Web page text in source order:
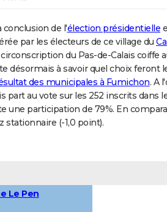
conclusion de l'élection présidentielle
par les électeurs de ce village du
du Pas-de-Calais coiffe
désormais à savoir quel choix feront
des municipales à Fumichon. A
part au vote sur les 252 inscrits dans
une participation de 79%. En
stationnaire (-1,0 point).
Le Pen